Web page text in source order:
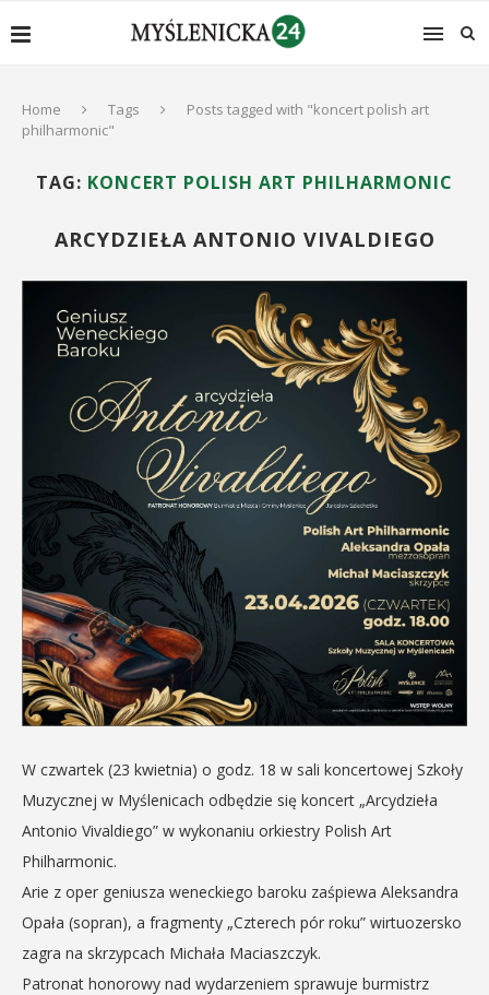
Home Tags
Posts tagged with "koncert polish art
philharmonic"
TAG: KONCERT POLISH ART PHILHARMONIC
ARCYDZIEŁA ANTONIO VIVALDIEGO
W czwartek (23 kwietnia) o godz. 18 w sali koncertowej Szkoły
Muzycznej w Myślenicach odbędzie się koncert „Arcydzieła
Antonio Vivaldiego” w wykonaniu orkiestry Polish Art
Philharmonic.
Arie z oper geniusza weneckiego baroku zaśpiewa Aleksandra
Opała (sopran), a fragmenty „Czterech pór roku” wirtuozersko
zagra na skrzypcach Michała Maciaszczyk.
Patronat honorowy nad wydarzeniem sprawuje burmistrz